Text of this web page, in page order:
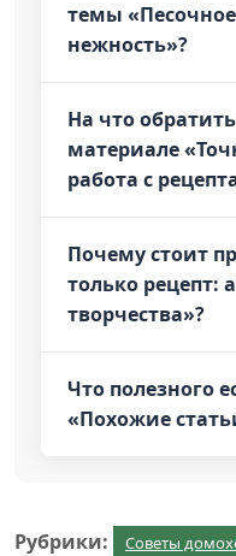
темы
нежность»?
На что
материале
работа с
Почему стоит
только рецепт:
творчества»?
Что полезного
«Похожие
Рубрики: Советы